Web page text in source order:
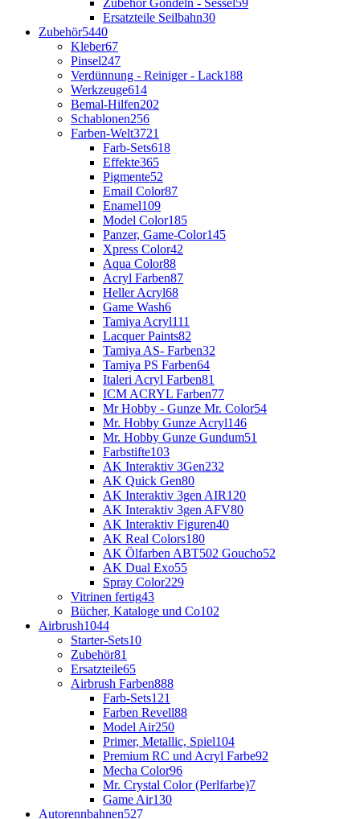
Zubehör Gondeln - Sessel59
Ersatzteile Seilbahn30
Zubehör5440
Kleber67
Pinsel247
Verdünnung - Reiniger - Lack188
Werkzeuge614
Bemal-Hilfen202
Schablonen256
Farben-Welt3721
Farb-Sets618
Effekte365
Pigmente52
Email Color87
Enamel109
Model Color185
Panzer, Game-Color145
Xpress Color42
Aqua Color88
Acryl Farben87
Heller Acryl68
Game Wash6
Tamiya Acryl111
Lacquer Paints82
Tamiya AS- Farben32
Tamiya PS Farben64
Italeri Acryl Farben81
ICM ACRYL Farben77
Mr Hobby - Gunze Mr. Color54
Mr. Hobby Gunze Acryl146
Mr. Hobby Gunze Gundum51
Farbstifte103
AK Interaktiv 3Gen232
AK Quick Gen80
AK Interaktiv 3gen AIR120
AK Interaktiv 3gen AFV80
AK Interaktiv Figuren40
AK Real Colors180
AK Ölfarben ABT502 Goucho52
AK Dual Exo55
Spray Color229
Vitrinen fertig43
Bücher, Kataloge und Co102
Airbrush1044
Starter-Sets10
Zubehör81
Ersatzteile65
Airbrush Farben888
Farb-Sets121
Farben Revell88
Model Air250
Primer, Metallic, Spiel104
Premium RC und Acryl Farbe92
Mecha Color96
Mr. Crystal Color (Perlfarbe)7
Game Air130
Autorennbahnen527